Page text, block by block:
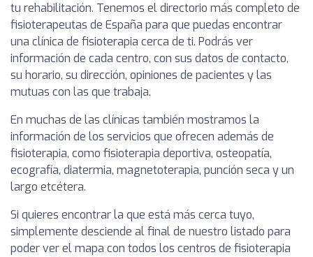
tu rehabilitación. Tenemos el directorio más completo de
fisioterapeutas de España para que puedas encontrar
una clínica de fisioterapia cerca de ti. Podrás ver
información de cada centro, con sus datos de contacto,
su horario, su dirección, opiniones de pacientes y las
mutuas con las que trabaja.
En muchas de las clínicas también mostramos la
información de los servicios que ofrecen además de
fisioterapia, como fisioterapia deportiva, osteopatía,
ecografía, diatermia, magnetoterapia, punción seca y un
largo etcétera.
Si quieres encontrar la que está más cerca tuyo,
simplemente desciende al final de nuestro listado para
poder ver el mapa con todos los centros de fisioterapia